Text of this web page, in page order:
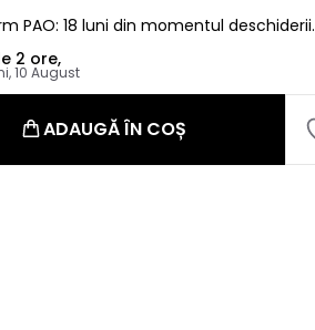
PAO: 18 luni din momentul deschiderii.
2 ore,
10 August
ADAUGĂ ÎN COȘ